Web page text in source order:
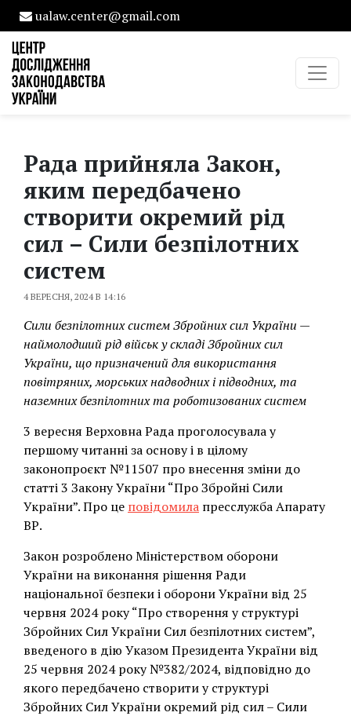
ualaw.center@gmail.com
Рада прийняла Закон,
яким передбачено
створити окремий рід
сил – Сили безпілотних
систем
4 ВЕРЕСНЯ, 2024 В 14:16
Сили безпілотних систем Збройних сил України —
наймолодший рід військ у складі Збройних сил
України, що призначений для використання
повітряних, морських надводних і підводних, та
наземних безпілотних та роботизованих систем
3 вересня Верховна Рада проголосувала у
першому читанні за основу і в цілому
законопроєкт №11507 про внесення зміни до
статті 3 Закону України “Про Збройні Сили
України”. Про це повідомила пресслужба Апарату
ВР.
Закон розроблено Міністерством оборони
України на виконання рішення Ради
національної безпеки і оборони України від 25
червня 2024 року “Про створення у структурі
Збройних Сил України Сил безпілотних систем”,
введеного в дію Указом Президента України від
25 червня 2024 року №382/2024, відповідно до
якого передбачено створити у структурі
Збройних Сил України окремий рід сил – Сили